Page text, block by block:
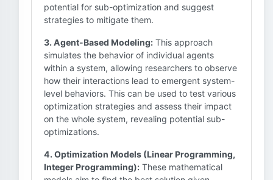
potential for sub-optimization and suggest
strategies to mitigate them.
3. Agent-Based Modeling: This approach
simulates the behavior of individual agents
within a system, allowing researchers to observe
how their interactions lead to emergent system-
level behaviors. This can be used to test various
optimization strategies and assess their impact
on the whole system, revealing potential sub-
optimizations.
4. Optimization Models (Linear Programming,
Integer Programming): These mathematical